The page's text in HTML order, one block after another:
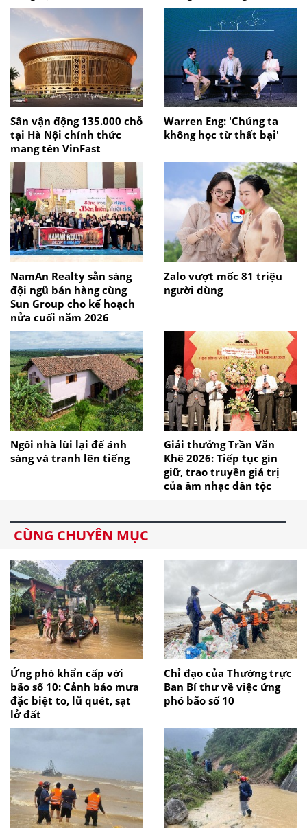
Sân vận động 135.000 chỗ
tại Hà Nội chính thức
mang tên VinFast
Warren Eng: 'Chúng ta
không học từ thất bại'
NamAn Realty sẵn sàng
đội ngũ bán hàng cùng
Sun Group cho kế hoạch
nửa cuối năm 2026
Zalo vượt mốc 81 triệu
người dùng
Ngôi nhà lùi lại để ánh
sáng và tranh lên tiếng
Giải thưởng Trần Văn
Khê 2026: Tiếp tục gìn
giữ, trao truyền giá trị
của âm nhạc dân tộc
CÙNG CHUYÊN MỤC
Ứng phó khẩn cấp với
bão số 10: Cảnh báo mưa
đặc biệt to, lũ quét, sạt
lở đất
Chỉ đạo của Thường trực
Ban Bí thư về việc ứng
phó bão số 10